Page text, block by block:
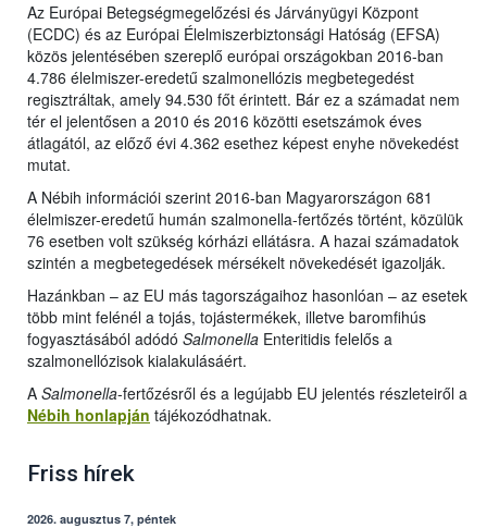
Az Európai Betegségmegelőzési és Járványügyi Központ
(ECDC) és az Európai Élelmiszerbiztonsági Hatóság (EFSA)
közös jelentésében szereplő európai országokban 2016-ban
4.786 élelmiszer-eredetű szalmonellózis megbetegedést
regisztráltak, amely 94.530 főt érintett. Bár ez a számadat nem
tér el jelentősen a 2010 és 2016 közötti esetszámok éves
átlagától, az előző évi 4.362 esethez képest enyhe növekedést
mutat.
A Nébih információi szerint 2016-ban Magyarországon 681
élelmiszer-eredetű humán szalmonella-fertőzés történt, közülük
76 esetben volt szükség kórházi ellátásra. A hazai számadatok
szintén a megbetegedések mérsékelt növekedését igazolják.
Hazánkban – az EU más tagországaihoz hasonlóan – az esetek
több mint felénél a tojás, tojástermékek, illetve baromfihús
fogyasztásából adódó Salmonella Enteritidis felelős a
szalmonellózisok kialakulásáért.
A Salmonella-fertőzésről és a legújabb EU jelentés részleteiről a
Nébih honlapján tájékozódhatnak.
Friss hírek
2026. augusztus 7, péntek